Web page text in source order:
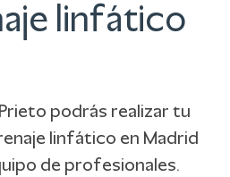
linfático
podrás realizar tu
linfático en Madrid
de profesionales.